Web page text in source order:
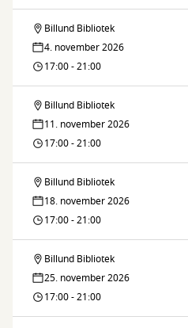
Bibliotek
Brætspilscafé
på
Bibliotek
Billund Bibliotek
4. november 2026
17:00 - 21:00
Brætspilscafé
på
Bibliotek
Billund Bibliotek
11. november 2026
17:00 - 21:00
Brætspilscafé
på
Bibliotek
Billund Bibliotek
18. november 2026
17:00 - 21:00
Brætspilscafé
på
Billund Bibliotek
25. november 2026
17:00 - 21:00